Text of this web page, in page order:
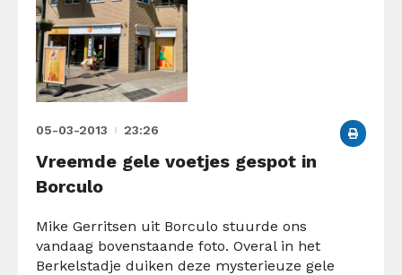
05-03-2013 23:26
Vreemde gele voetjes gespot in
Borculo
Mike Gerritsen uit Borculo stuurde ons
vandaag bovenstaande foto. Overal in het
Berkelstadje duiken deze mysterieuze gele